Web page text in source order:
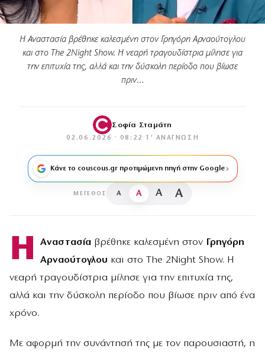
Η Αναστασία βρέθηκε καλεσμένη στον Γρηγόρη Αρναούτογλου
και στο The 2Night Show. Η νεαρή τραγουδίστρια μίλησε για
την επιτυχία της, αλλά και την δύσκολη περίοδο που βίωσε
πριν…
Σοφία Σταμάτη
02.06.2026 · 08:22 · 1′ ΑΝΆΓΝΩΣΗ
Κάνε το couscous.gr προτιμώμενη πηγή στην Google
ΜΈΓΕΘΟΣ A A A A
Η Αναστασίαβρέθηκε καλεσμένη στον Γρηγόρη
Αρναούτογλου και στο The 2Night Show. Η
νεαρή τραγουδίστρια μίλησε για την επιτυχία της,
αλλά και την δύσκολη περίοδο που βίωσε πριν από ένα
χρόνο.
Με αφορμή την συνάντησή της με τον παρουσιαστή, η